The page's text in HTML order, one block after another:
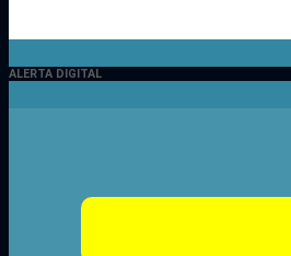
ALERTA DIGITAL